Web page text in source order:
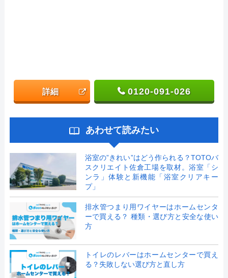
詳細 0120-091-026
あわせて読みたい
浴室の”きれい”はどう作られる？TOTOバ
スクリエイト佐倉工場を取材。浴室「シ
ンラ」体験と新機能「浴室クリアキー
プ」
排水管つまり用ワイヤーはホームセンタ
ーで買える？ 種類・選び方と安全な使い
方
トイレのレバーはホームセンターで買え
る？失敗しない選び方と直し方